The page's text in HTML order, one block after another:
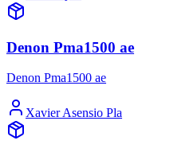
Denon Pma1500 ae
Denon Pma1500 ae
Xavier Asensio Pla